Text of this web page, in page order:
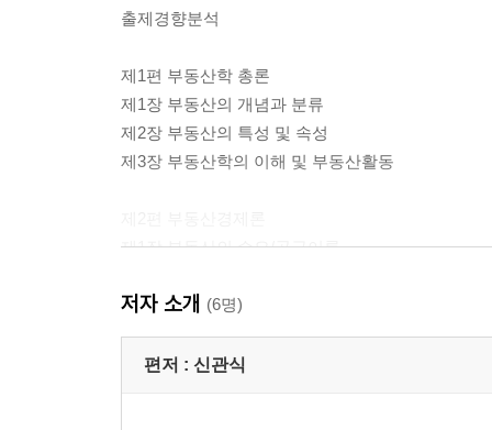
출제경향분석
제1편 부동산학 총론
제1장 부동산의 개념과 분류
제2장 부동산의 특성 및 속성
제3장 부동산학의 이해 및 부동산활동
제1장 부동산의 수요/공급이론
제3편 부동산시장론
제1장 부동산시장
저자 소개 (6명)
편저 : 신관식